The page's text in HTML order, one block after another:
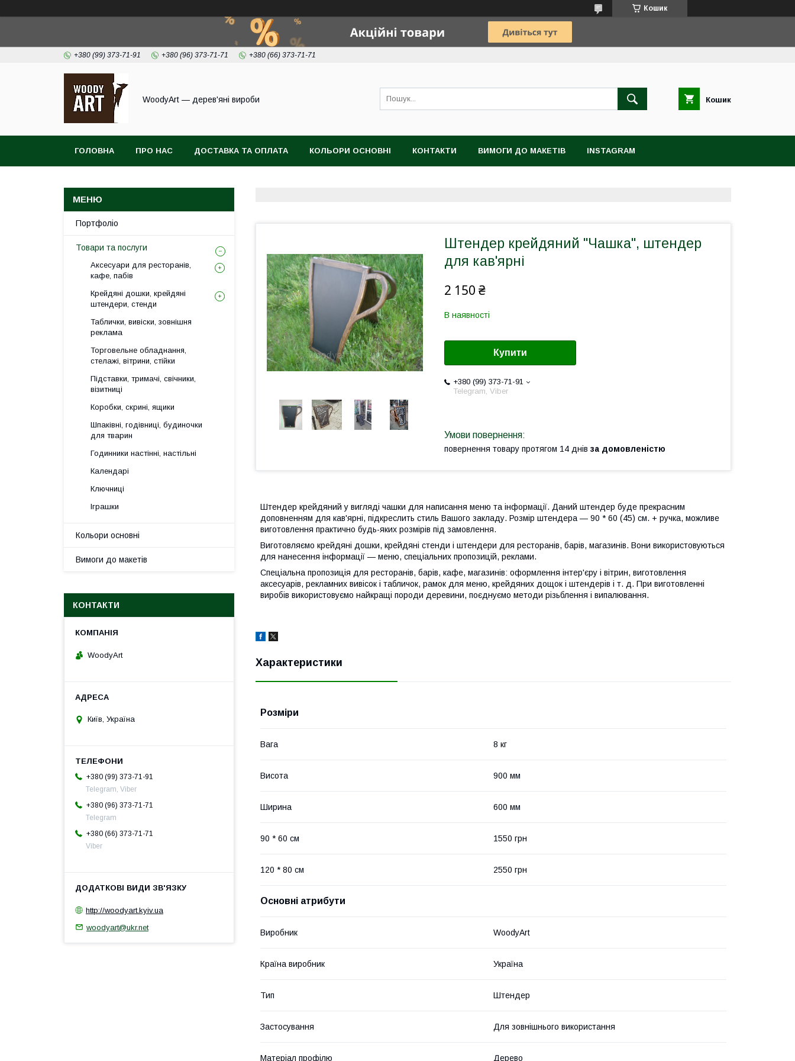
Кошик
+380 (99) 373-71-91 +380 (96) 373-71-71 +380 (66) 373-71-71
WoodyArt — дерев'яні вироби Кошик
ГОЛОВНА ПРО НАС ДОСТАВКА ТА ОПЛАТА КОЛЬОРИ ОСНОВНІ КОНТАКТИ ВИМОГИ ДО МАКЕТІВ INSTAGRAM
Штендер крейдяний "Чашка", штендер
для кав'ярні
2 150 ₴
В наявності
Купити
+380 (99) 373-71-91
Telegram, Viber
повернення товару протягом 14 днів за домовленістю
Штендер крейдяний у вигляді чашки для написання меню та інформації. Даний штендер буде прекрасним
доповненням для кав'ярні, підкреслить стиль Вашого закладу. Розмір штендера ― 90 * 60 (45) см. + ручка, можливе
виготовлення практично будь-яких розмірів під замовлення.
Виготовляємо крейдяні дошки, крейдяні стенди і штендери для ресторанів, барів, магазинів. Вони використовуються
для нанесення інформації — меню, спеціальних пропозицій, реклами.
Спеціальна пропозиція для ресторанів, барів, кафе, магазинів: оформлення інтер'єру і вітрин, виготовлення
аксесуарів, рекламних вивісок і табличок, рамок для меню, крейдяних дощок і штендерів і т. д. При виготовленні
виробів використовуємо найкращі породи деревини, поєднуємо методи різьблення і випалювання.
Характеристики
Розміри
Вага 8 кг
Висота 900 мм
Ширина 600 мм
90 * 60 см 1550 грн
120 * 80 см 2550 грн
Основні атрибути
Виробник WoodyArt
Країна виробник Україна
Тип Штендер
Застосування Для зовнішнього використання
Матеріал профілю Дерево
Портфоліо
Товари та послуги
Аксесуари для ресторанів,
кафе, пабів
Крейдяні дошки, крейдяні
штендери, стенди
Таблички, вивіски, зовнішня
реклама
Торговельне обладнання,
стелажі, вітрини, стійки
Підставки, тримачі, свічники,
візитниці
Коробки, скрині, ящики
Шпаківні, годівниці, будиночки
для тварин
Годинники настінні, настільні
Календарі
Ключниці
Іграшки
Кольори основні
Вимоги до макетів
КОНТАКТИ
WoodyArt
Київ, Україна
+380 (99) 373-71-91
Telegram, Viber
+380 (96) 373-71-71
Telegram
+380 (66) 373-71-71
Viber
http://woodyart.kyiv.ua
woodyart@ukr.net